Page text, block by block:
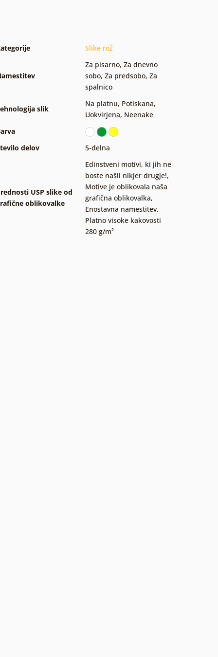
Slike rož
Za pisarno, Za dnevno
sobo, Za predsobo, Za
spalnico
slik
Na platnu, Potiskana,
Uokvirjena, Neenake
delov
5-delna
USP slike od
oblikovalke
Edinstveni motivi, ki jih ne
boste našli nikjer drugje!,
Motive je oblikovala naša
grafična oblikovalka,
Enostavna namestitev,
Platno visoke kakovosti
280 g/m²